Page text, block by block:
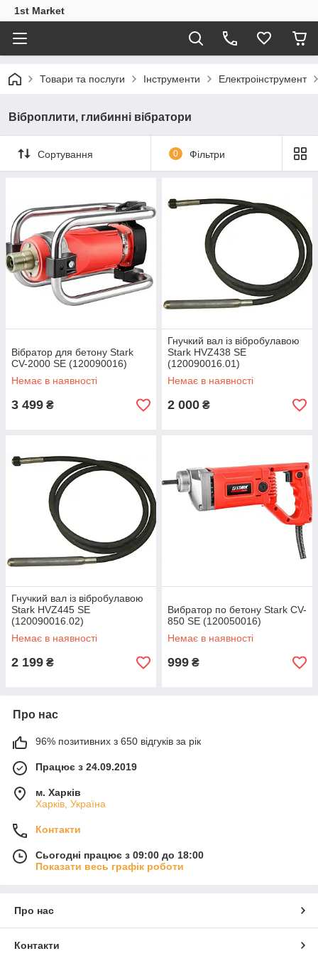
1st Market
Товари та послуги Інструменти Електроінструмент
Віброплити, глибинні вібратори
Сортування 0 Фільтри
Вібратор для бетону Stark
CV-2000 SE (120090016)
Немає в наявності
3 499 ₴
Гнучкий вал із вібробулавою
Stark HVZ438 SE
(120090016.01)
Немає в наявності
2 000 ₴
Гнучкий вал із вібробулавою
Stark HVZ445 SE
(120090016.02)
Немає в наявності
2 199 ₴
Вибратор по бетону Stark CV-
850 SE (120050016)
Немає в наявності
999 ₴
Про нас
96% позитивних з 650 відгуків за рік
Працює з 24.09.2019
м. Харків
Харків, Україна
Контакти
Сьогодні працює з 09:00 до 18:00
Показати весь графік роботи
Про нас
Контакти